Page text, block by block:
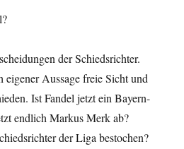
der Schiedsrichter.
eigener Aussage freie Sicht und
Ist Fandel jetzt ein Bayern-
endlich Markus Merk ab?
der Liga bestochen?